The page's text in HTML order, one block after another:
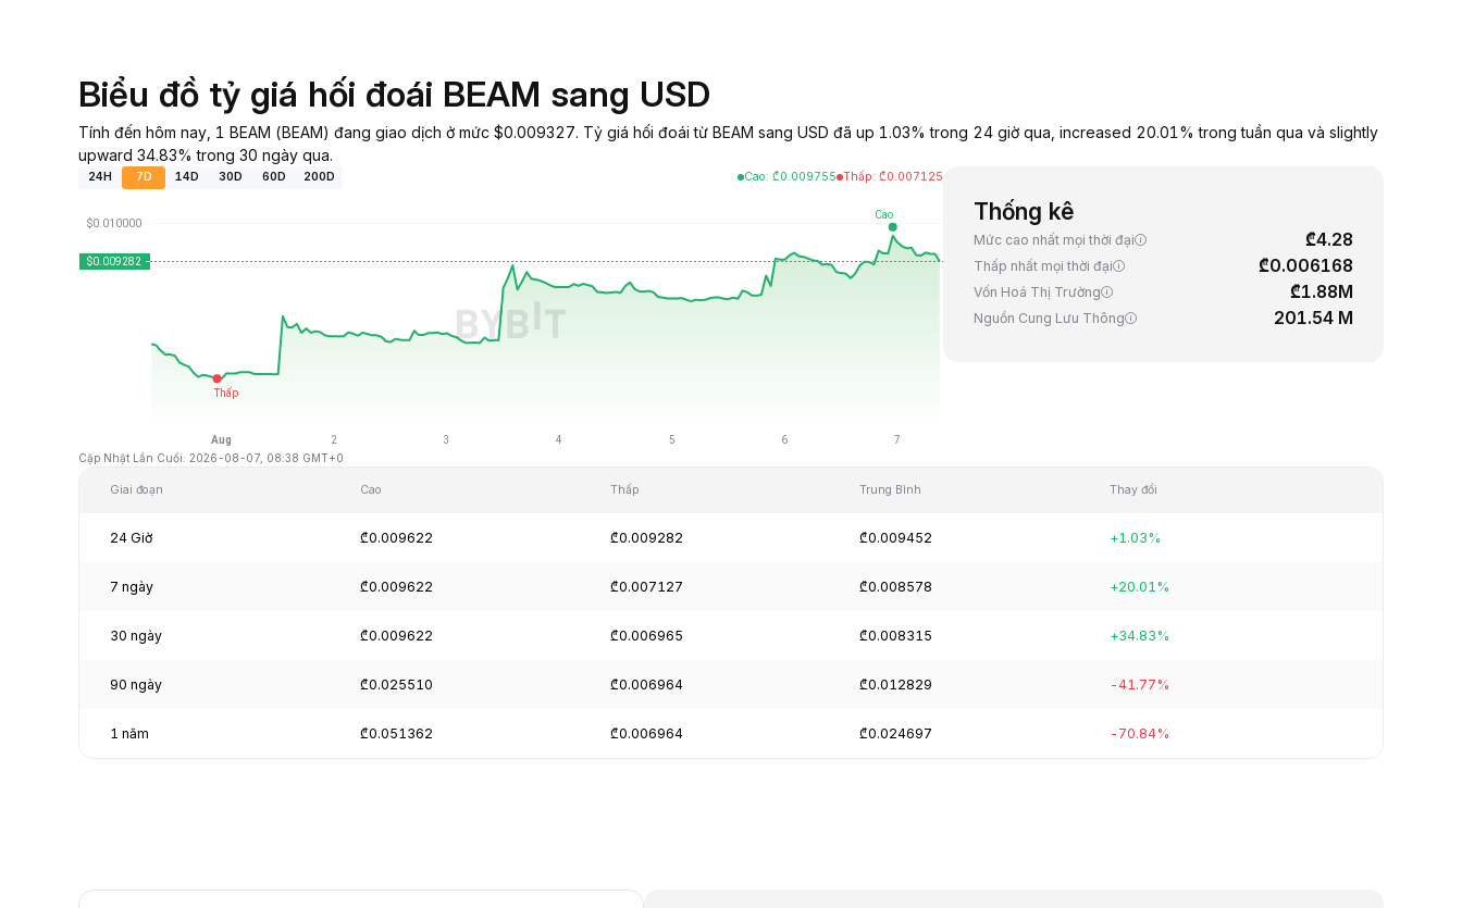
Biểu đồ tỷ giá hối đoái BEAM sang USD
Tính đến hôm nay, 1 BEAM (BEAM) đang giao dịch ở mức $0.009327. Tỷ giá hối đoái từ BEAM sang USD đã up 1.03% trong 24 giờ qua, increased 20.01% trong tuần qua và slightly
upward 34.83% trong 30 ngày qua.
24H 7D 14D 30D 60D 200D Cao: ₾0.009755 Thấp: ₾0.007125
Cập Nhật Lần Cuối: 2026-08-07, 08:38 GMT+0
Thống kê
Mức cao nhất mọi thời đại ₾4.28
Thấp nhất mọi thời đại ₾0.006168
Vốn Hoá Thị Trường ₾1.88M
Nguồn Cung Lưu Thông 201.54 M
Giai đoạn Cao Thấp Trung Bình Thay đổi
24 Giờ ₾0.009622 ₾0.009282 ₾0.009452 +1.03%
7 ngày ₾0.009622 ₾0.007127 ₾0.008578 +20.01%
30 ngày ₾0.009622 ₾0.006965 ₾0.008315 +34.83%
90 ngày ₾0.025510 ₾0.006964 ₾0.012829 -41.77%
1 năm ₾0.051362 ₾0.006964 ₾0.024697 -70.84%